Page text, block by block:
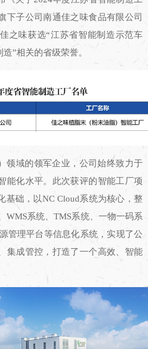
下子公司南通佳之味食品有限公司
之味获选“江苏省智能制造示范车
”相关的省级荣誉。
领域的领军企业，公司始终致力于
能化水平。此次获评的智能工厂项
基础，以NC Cloud系统为核心，整
WMS系统、TMS系统、一物一码系
管理平台等信息化系统，实现了公
集成管控，打造了一个高效、智能